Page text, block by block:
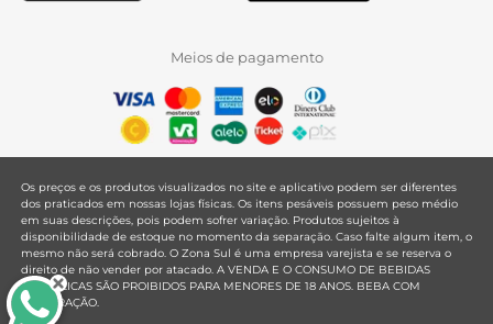
Meios de pagamento
Os preços e os produtos visualizados no site e aplicativo podem ser diferentes
dos praticados em nossas lojas físicas. Os itens pesáveis possuem peso médio
em suas descrições, pois podem sofrer variação. Produtos sujeitos à
disponibilidade de estoque no momento da separação. Caso falte algum item, o
mesmo não será cobrado. O Zona Sul é uma empresa varejista e se reserva o
direito de não vender por atacado. A VENDA E O CONSUMO DE BEBIDAS
ALCOÓLICAS SÃO PROIBIDOS PARA MENORES DE 18 ANOS. BEBA COM
MODERAÇÃO.